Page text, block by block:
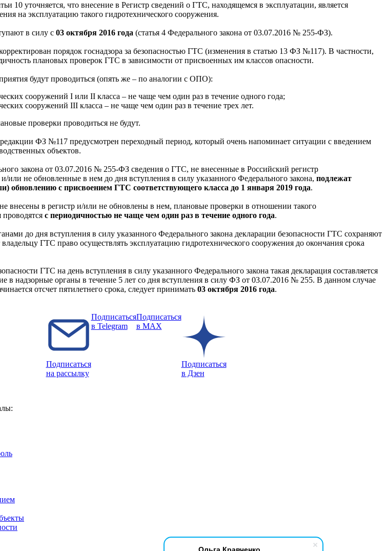
Ольга Кравченко
10 уточняется, что внесение в Регистр сведений о ГТС, находящемся в эксплуатации, является
на эксплуатацию такого гидротехнического сооружения.
в силу с 03 октября 2016 года (статья 4 Федерального закона от 03.07.2016 № 255-ФЗ).
порядок госнадзора за безопасностью ГТС (изменения в статью 13 ФЗ №117). В частности,
плановых проверок ГТС в зависимости от присвоенных им классов опасности.
будут проводиться (опять же – по аналогии с ОПО):
сооружений I или II класса – не чаще чем один раз в течение одного года;
сооружений III класса – не чаще чем один раз в течение трех лет.
проверки проводиться не будут.
ФЗ №117 предусмотрен переходный период, который очень напоминает ситуации с введением
объектов.
закона от 03.07.2016 № 255-ФЗ сведения о ГТС, не внесенные в Российский регистр
или не обновленные в нем до дня вступления в силу указанного Федерального закона, подлежат
обновлению с присвоением ГТС соответствующего класса до 1 января 2019 года.
внесены в регистр и/или не обновлены в нем, плановые проверки в отношении такого
с периодичностью не чаще чем один раз в течение одного года.
до дня вступления в силу указанного Федерального закона декларации безопасности ГТС сохраняют
ГТС право осуществлять эксплуатацию гидротехнического сооружения до окончания срока
ГТС на день вступления в силу указанного Федерального закона такая декларация составляется
в надзорные органы в течение 5 лет со дня вступления в силу ФЗ от 03.07.2016 № 255. В данном случае
отсчет пятилетнего срока, следует принимать 03 октября 2016 года.
Подписаться
на рассылку
Подписаться
в Telegram
Подписаться
в MAX
Подписаться
в Дзен